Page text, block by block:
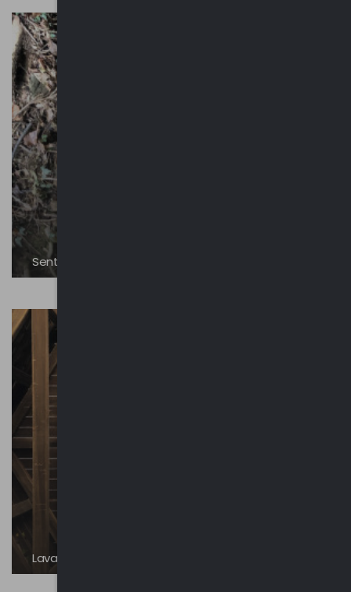
Sentiero della Pace - Frontiera Nord
Lavatoio di Cantello